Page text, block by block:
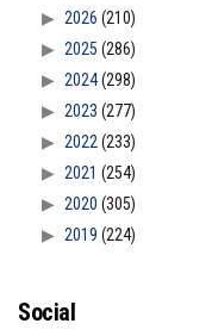
2026 (210)
2025 (286)
2024(298)
2023 (277)
2022 (233)
2021 (254)
2020 (305)
2019 (224)
Social